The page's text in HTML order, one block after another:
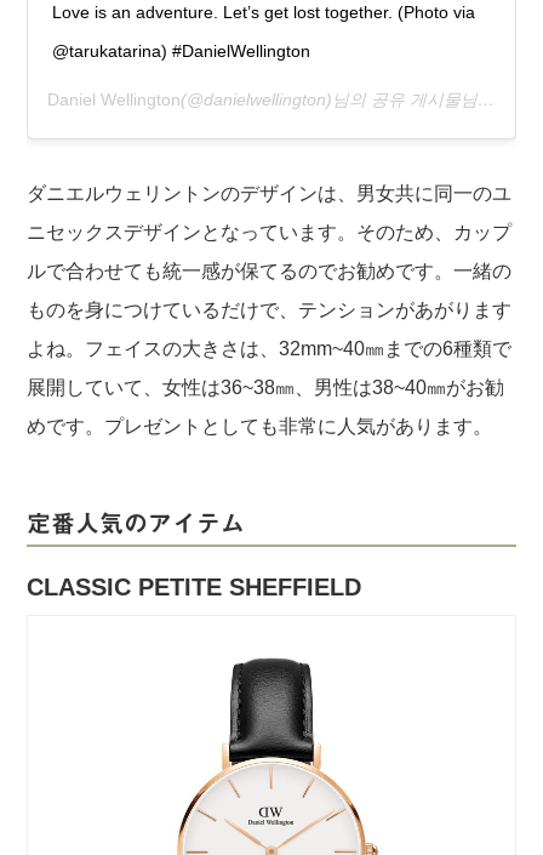
Love is an adventure. Let’s get lost together. (Photo via
@tarukatarina) #DanielWellington
Daniel Wellington(@danielwellington)님의 공유 게시물님,
ダニエルウェリントンのデザインは、男女共に同一のユ
ニセックスデザインとなっています。そのため、カップ
ルで合わせても統一感が保てるのでお勧めです。一緒の
ものを身につけているだけで、テンションがあがります
よね。フェイスの大きさは、32mm~40㎜までの6種類で
展開していて、女性は36~38㎜、男性は38~40㎜がお勧
めです。プレゼントとしても非常に人気があります。
定番人気のアイテム
CLASSIC PETITE SHEFFIELD